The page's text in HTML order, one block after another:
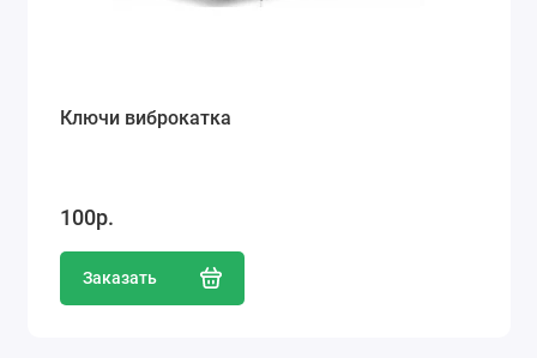
Ключи виброкатка
100р.
Заказать